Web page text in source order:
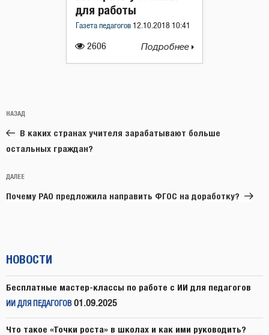
2606
для работы
Газета педагогов 12.10.2018 10:41
Подробнее
по
записям
Предыдущая
запись:
НАЗАД
В каких странах учителя зарабатывают больше
остальных граждан?
Следующая
запись
ДАЛЕЕ
Почему РАО предложила направить ФГОС на доработку?
НОВОСТИ
Бесплатные мастер-классы по работе с ИИ для педагогов
ИИ ДЛЯ ПЕДАГОГОВ 01.09.2025
Что такое «Точки роста» в школах и как ими руководить?